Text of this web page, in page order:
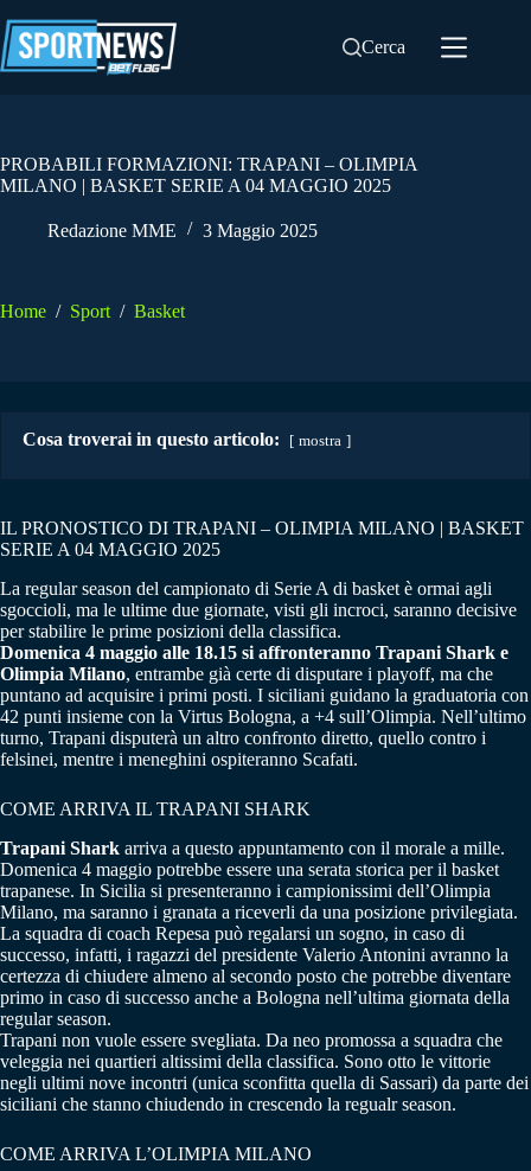
al
contenuto
Cerca
PROBABILI FORMAZIONI: TRAPANI – OLIMPIA
MILANO | BASKET SERIE A 04 MAGGIO 2025
Redazione MME 3 Maggio 2025
Home / Sport / Basket
Cosa troverai in questo articolo: mostra
IL PRONOSTICO DI TRAPANI – OLIMPIA MILANO | BASKET
SERIE A 04 MAGGIO 2025
La regular season del campionato di Serie A di basket è ormai agli
sgoccioli, ma le ultime due giornate, visti gli incroci, saranno decisive
per stabilire le prime posizioni della classifica.
Domenica 4 maggio alle 18.15 si affronteranno Trapani Shark e
Olimpia Milano, entrambe già certe di disputare i playoff, ma che
puntano ad acquisire i primi posti. I siciliani guidano la graduatoria con
42 punti insieme con la Virtus Bologna, a +4 sull’Olimpia. Nell’ultimo
turno, Trapani disputerà un altro confronto diretto, quello contro i
felsinei, mentre i meneghini ospiteranno Scafati.
COME ARRIVA IL TRAPANI SHARK
Trapani Shark arriva a questo appuntamento con il morale a mille.
Domenica 4 maggio potrebbe essere una serata storica per il basket
trapanese. In Sicilia si presenteranno i campionissimi dell’Olimpia
Milano, ma saranno i granata a riceverli da una posizione privilegiata.
La squadra di coach Repesa può regalarsi un sogno, in caso di
successo, infatti, i ragazzi del presidente Valerio Antonini avranno la
certezza di chiudere almeno al secondo posto che potrebbe diventare
primo in caso di successo anche a Bologna nell’ultima giornata della
regular season.
Trapani non vuole essere svegliata. Da neo promossa a squadra che
veleggia nei quartieri altissimi della classifica. Sono otto le vittorie
negli ultimi nove incontri (unica sconfitta quella di Sassari) da parte dei
siciliani che stanno chiudendo in crescendo la regualr season.
COME ARRIVA L’OLIMPIA MILANO